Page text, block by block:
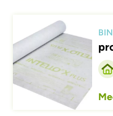
Afbeelding